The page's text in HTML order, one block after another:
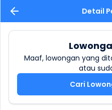
Detail
Maaf, lowongan yang
atau
Cari